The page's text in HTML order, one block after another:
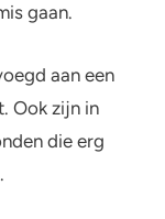
gaan.
aan een
Ook zijn in
die erg